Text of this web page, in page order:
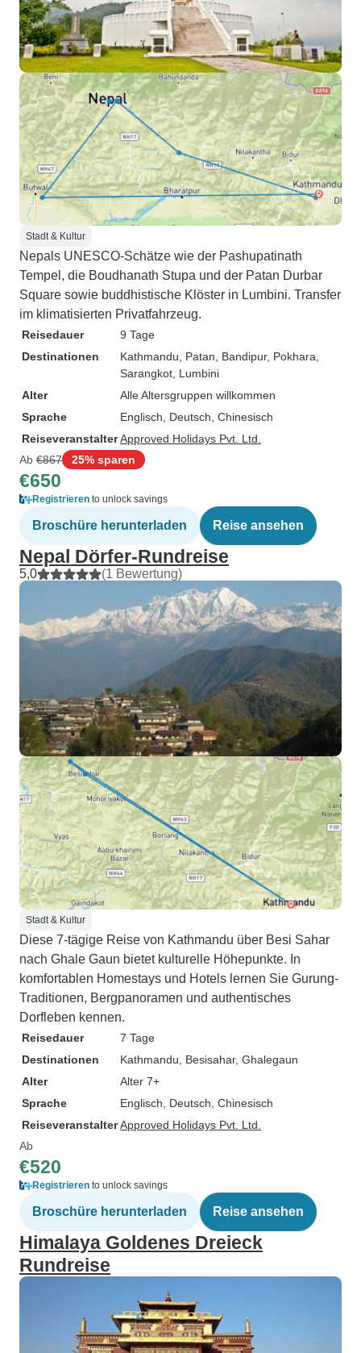
Stadt & Kultur
Nepals UNESCO-Schätze wie der Pashupatinath
Tempel, die Boudhanath Stupa und der Patan Durbar
Square sowie buddhistische Klöster in Lumbini. Transfer
im klimatisierten Privatfahrzeug.
Reisedauer
9 Tage
Destinationen
Kathmandu , Patan , Bandipur, Pokhara
Sarangkot , Lumbini
Alter
Alle Altersgruppen willkommen
Sprache
Englisch, Deutsch, Chinesisch
ReiseveranstalterApproved Holidays Pvt. Ltd.
Ab €867 25% sparen
€650
Registrieren to unlock savings
Broschüre herunterladen Reise ansehen
Nepal Dörfer-Rundreise
5,0 (1 Bewertung)
Stadt & Kultur
Diese 7-tägige Reise von Kathmandu über Besi Sahar
nach Ghale Gaun bietet kulturelle Höhepunkte. In
komfortablen Homestays und Hotels lernen Sie Gurung-
Traditionen, Bergpanoramen und authentisches
Dorfleben kennen.
Reisedauer
7 Tage
Destinationen
Kathmandu , Besisahar, Ghalegaun
Alter
Alter 7+
Sprache
Englisch, Deutsch, Chinesisch
ReiseveranstalterApproved Holidays Pvt. Ltd.
Ab
€520
Registrieren to unlock savings
Broschüre herunterladen Reise ansehen
Himalaya Goldenes Dreieck
Rundreise